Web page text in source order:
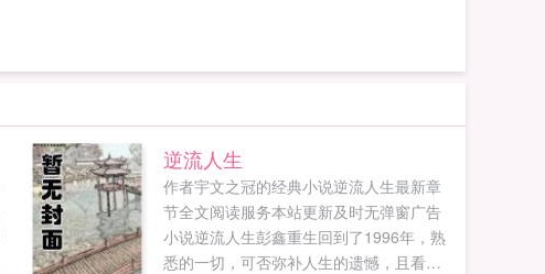
逆流人生
作者宇文之冠的经典小说逆流人生最新章
节全文阅读服务本站更新及时无弹窗广告
小说逆流人生彭鑫重生回到了1996年，熟
悉的一切，可否弥补人生的遗憾，且看逆